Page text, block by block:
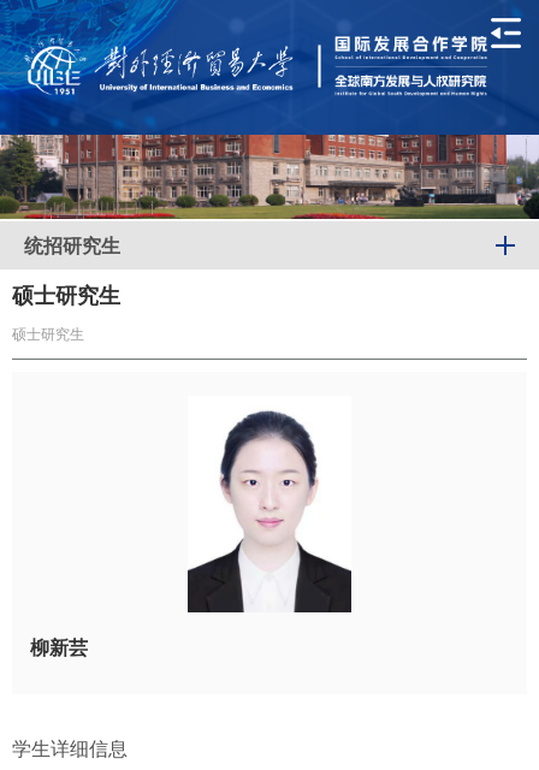
统招研究生
硕士研究生
硕士研究生
柳新芸
学生详细信息